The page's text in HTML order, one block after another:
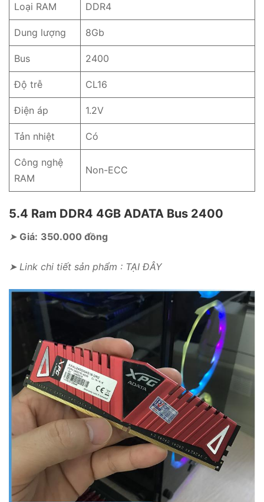
Loại RAM DDR4
Dung lượng 8Gb
Bus 2400
Độ trễ CL16
Điện áp 1.2V
Tản nhiệt Có
Công nghệ
RAM
Non-ECC
5.4 Ram DDR4 4GB ADATA Bus 2400
➤ Giá: 350.000 đồng
➤ Link chi tiết sản phẩm : TẠI ĐÂY